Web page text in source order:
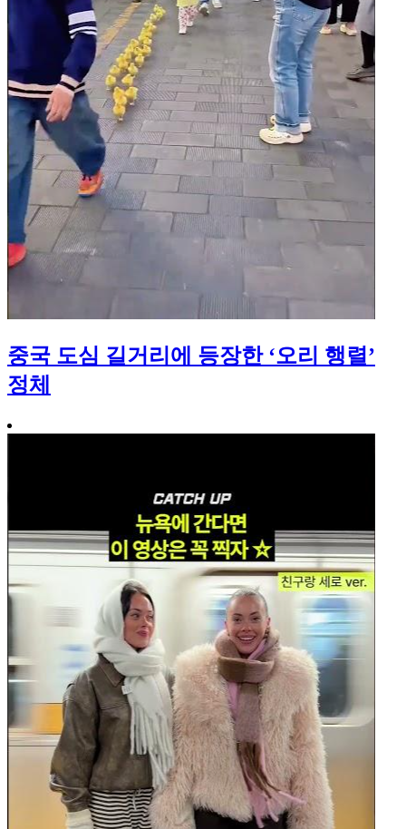
중국 도심 길거리에 등장한 ‘오리 행렬’
정체